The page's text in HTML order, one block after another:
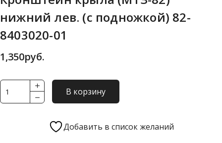
нижний лев. (с подножкой) 82-
8403020-01
1,350руб.
Количество
товара
В корзину
Добавить в список желаний